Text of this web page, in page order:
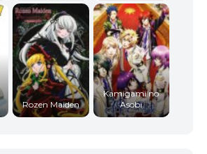
Rozen Maiden
Kamigami no
Asobi